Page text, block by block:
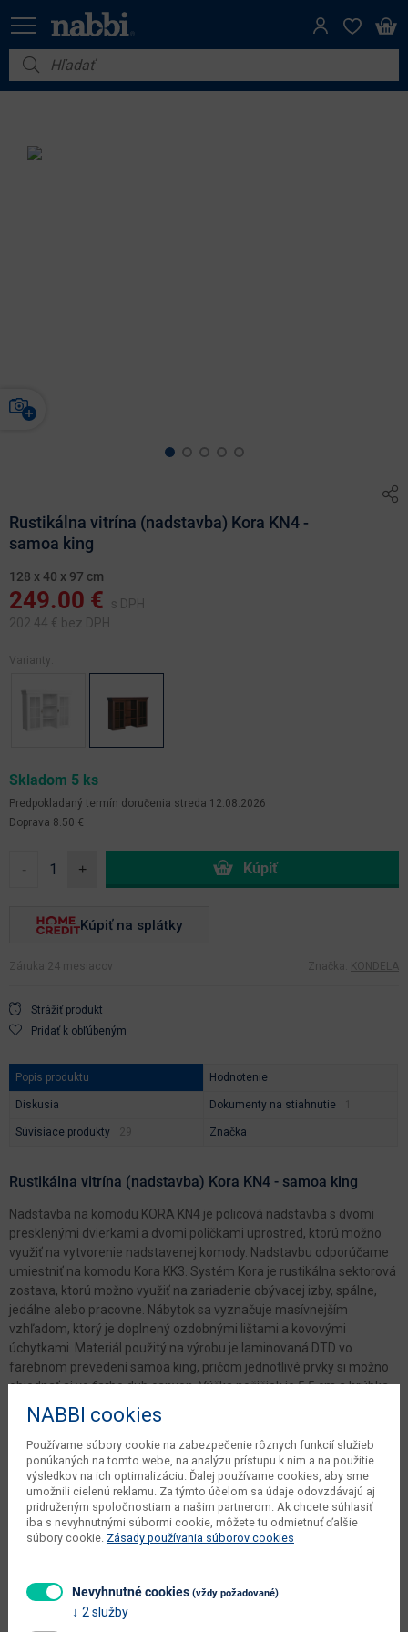
Nábytok
Rustikálna vitrína (nadstavba) Kora KN4 -
samoa king
128 x 40 x 97 cm
249.00 €
s DPH
202.44 € bez DPH
Varianty:
Skladom 5 ks
Predpokladaný termín doručenia streda 12.08.2026
Doprava 8.50 €
- +
Kúpiť na splátky
Záruka 24 mesiacov Značka: KONDELA
Strážiť produkt
Pridať k obľúbeným
Popis produktu Hodnotenie
Diskusia Dokumenty na stiahnutie
Súvisiace produkty Značka
Rustikálna vitrína (nadstavba) Kora KN4 - samoa king
Nadstavba na komodu KORA KN4 je policová nadstavba s dvomi
presklenými dvierkami a dvomi poličkami uprostred, ktorú možno
využiť na vytvorenie nadstavenej komody. Nadstavbu odporúčame
umiestniť na komodu Kora KK3. Systém Kora je rustikálna sektorová
zostava, ktorú možno využiť na zariadenie obývacej izby, spálne,
jedálne alebo pracovne. Nábytok sa vyznačuje masívnejším
vzhľadom, ktorý je doplnený ozdobnými lištami a kovovými
úchytkami. Materiál použitý na výrobu je laminovaná DTD vo
farebnom prevedení samoa king, pričom jednotlivé prvky si možno
objednať aj vo farbe dub canyon. Výška nožičiek je 5,5 cm a hrúbka
materiálu poličiek je 1,5 cm.
Parametre
Šírka 128 cm
Hĺbka 40 cm
váha s obalom dodávateľa 44 kg
NABBI cookies
Používame súbory cookie na zabezpečenie rôznych funkcií služieb
ponúkaných na tomto webe, na analýzu prístupu k nim a na použitie
výsledkov na ich optimalizáciu. Ďalej používame cookies, aby sme
umožnili cielenú reklamu. Za týmto účelom sa údaje odovzdávajú aj
pridruženým spoločnostiam a našim partnerom. Ak chcete súhlasiť
iba s nevyhnutnými súbormi cookie, môžete tu odmietnuť ďalšie
súbory cookie. Zásady používania súborov cookies
Nevyhnutné cookies (vždy požadované)
2 služby